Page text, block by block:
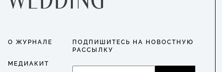
О ЖУРНАЛЕ
МЕДИАКИТ
ПОДПИШИТЕСЬ НА НОВОСТНУЮ
РАССЫЛКУ